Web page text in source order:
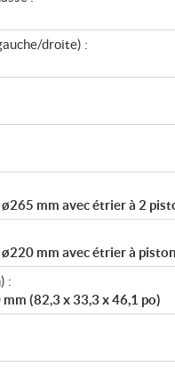
droite) :
mm avec étrier à 2
mm avec étrier à
:
(82,3 x 33,3 x 46,1 po)